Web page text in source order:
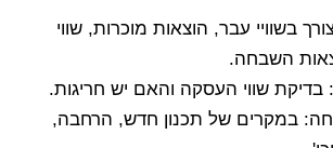
בשוויי עבר, הוצאות מוכרות, שווי
השבחה.
שווי העסקה והאם יש חריגות.
במקרים של תכנון חדש, הרחבה,